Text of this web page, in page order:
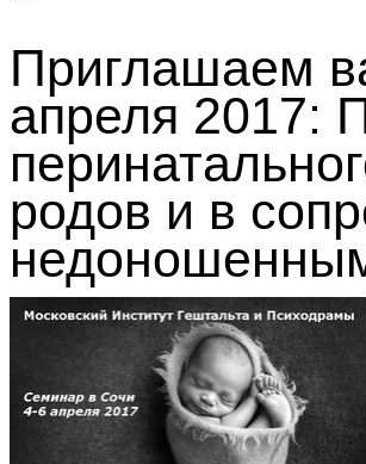
Приглашаем
апреля 2017:
родов и в